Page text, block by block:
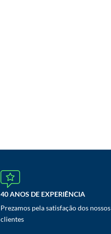
40 ANOS DE EXPERIÊNCIA
Prezamos pela satisfação dos nossos
clientes